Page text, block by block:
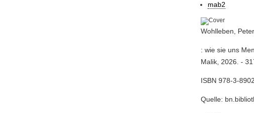
mab2
Wohlleben,
: wie sie uns
Malik, 2026. -
ISBN 978-3-
Quelle: